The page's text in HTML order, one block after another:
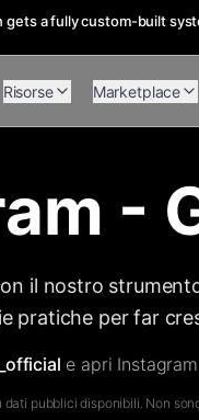
gets a fully custom-built
Risorse Marketplace
-
il nostro
pratiche per far
e apri Instagram
pubblici disponibili. Non